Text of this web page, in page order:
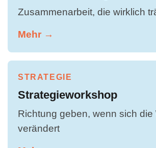
Zusammenarbeit, die wirklich
Mehr →
STRATEGIE
Strategieworkshop
Richtung geben, wenn sich die
verändert